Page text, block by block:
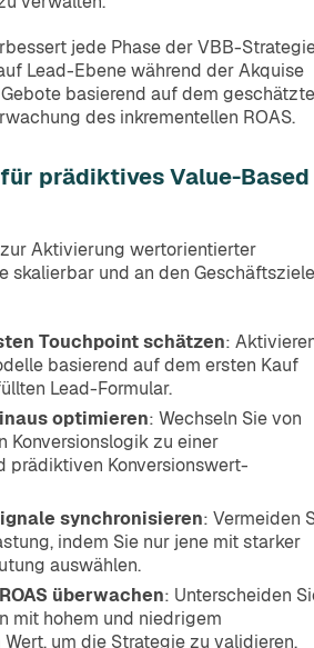
jede Phase der VBB-
Lead-Ebene während der Akquise
basierend auf dem
des inkrementellen ROAS.
prädiktives Value-Based
Aktivierung wertorientierter
skalierbar und an den
Touchpoint schätzen:
basierend auf dem ersten Kauf
Lead-Formular.
optimieren: Wechseln Sie von
Konversionslogik zu einer
prädiktiven Konversionswert-
synchronisieren: Vermeiden
indem Sie nur jene mit starker
auswählen.
überwachen: Unterscheiden
mit hohem und niedrigem
um die Strategie zu validieren.